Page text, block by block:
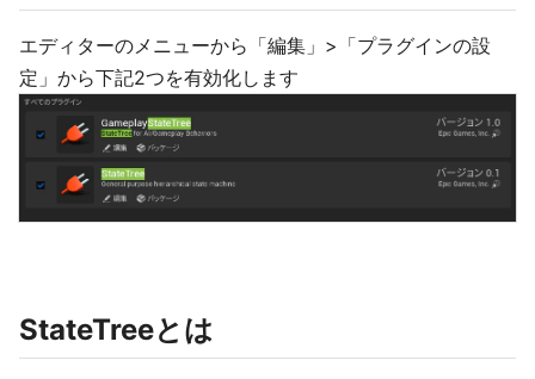
エディターのメニューから「編集」>「プラグインの設
定」から下記2つを有効化します
StateTreeとは